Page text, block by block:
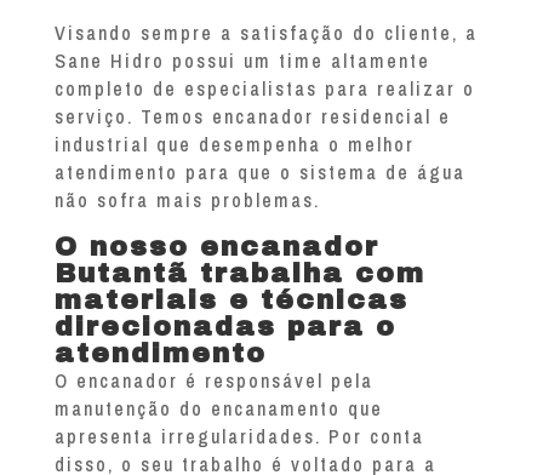
Visando sempre a satisfação do cliente, a
Sane Hidro possui um time altamente
completo de especialistas para realizar o
serviço. Temos encanador residencial e
industrial que desempenha o melhor
atendimento para que o sistema de água
não sofra mais problemas.
O nosso encanador
Butantã trabalha com
materiais e técnicas
direcionadas para o
atendimento
O encanador é responsável pela
manutenção do encanamento que
apresenta irregularidades. Por conta
disso, o seu trabalho é voltado para a